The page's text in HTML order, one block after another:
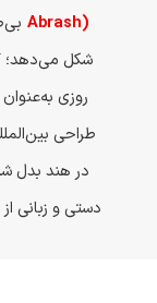
Abrash)
شکل می‌دهد؛
روزی
طراحی
در هند بدل
دستی و زبانی